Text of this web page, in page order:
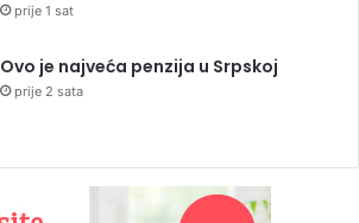
prije 1 sat
Ovo je najveća penzija u Srpskoj
prije 2 sata